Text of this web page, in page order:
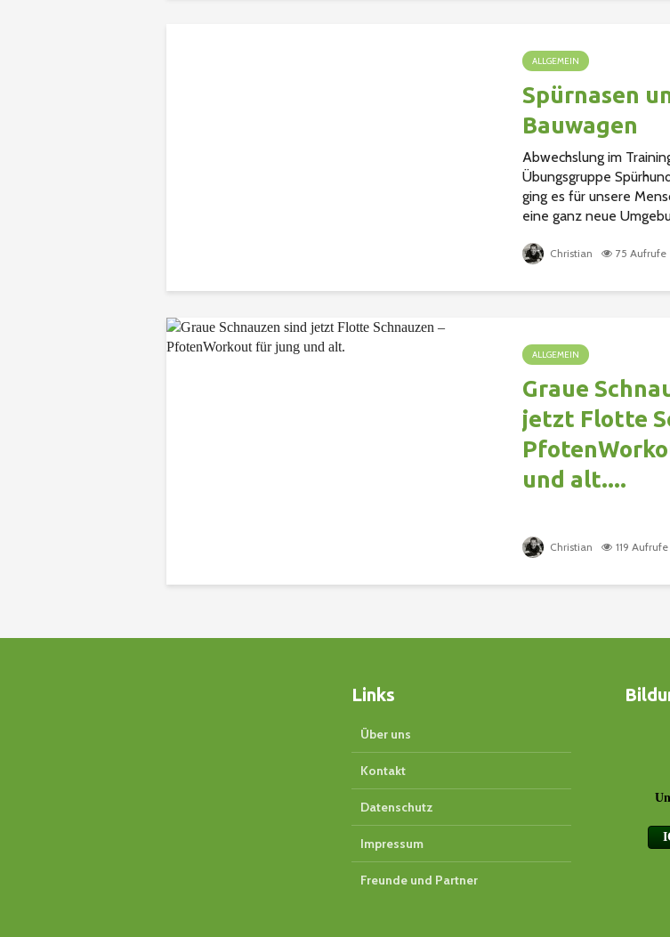
ALLGEMEIN
Spürnasen
Bauwagen
Abwechslung im
Übungsgruppe
ging es für unsere
eine ganz neue
Christian 75 Aufrufe
ALLGEMEIN
Graue
jetzt Flotte
und alt....
Christian 119 Aufrufe
Links
Über uns
Kontakt
Datenschutz
Impressum
Freunde und Partner